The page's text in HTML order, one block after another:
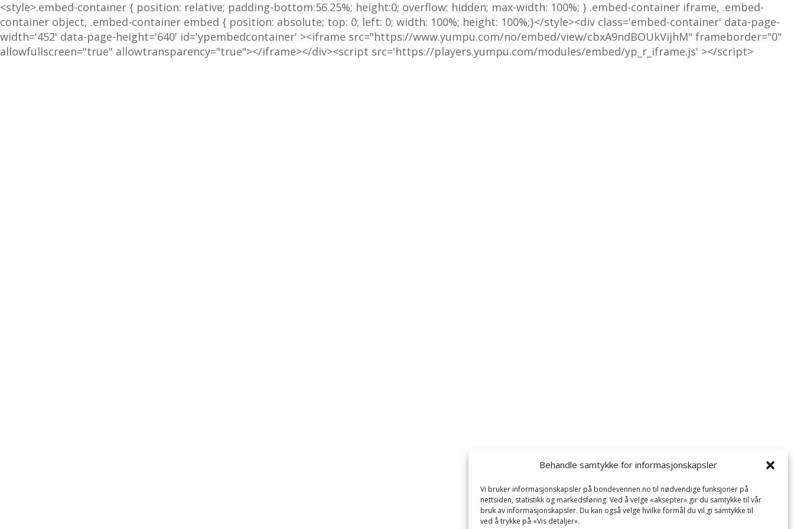
Behandle samtykke for informasjonskapsler
Vi bruker informasjonskapsler på bondevennen.no til nødvendige funksjoner på
nettsiden, statistikk og markedsføring. Ved å velge «aksepter» gir du samtykke til vår
bruk av informasjonskapsler. Du kan også velge hvilke formål du vil gi samtykke til
ved å trykke på «Vis detaljer».
<style>.embed-container { position: relative; padding-bottom:56.25%; height:0; overflow: hidden; max-width: 100%; } .embed-container iframe, .embed-
container object, .embed-container embed { position: absolute; top: 0; left: 0; width: 100%; height: 100%;}</style><div class='embed-container' data-page-
width='452' data-page-height='640' id='ypembedcontainer' ><iframe src="https://www.yumpu.com/no/embed/view/cbxA9ndBOUkVijhM" frameborder="0"
allowfullscreen="true" allowtransparency="true"></iframe></div><script src='https://players.yumpu.com/modules/embed/yp_r_iframe.js' ></script>